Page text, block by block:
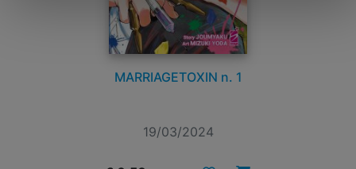
MARRIAGETOXIN n. 1
19/03/2024